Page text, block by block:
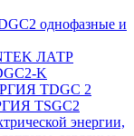
однофазные и
ЛАТР
K
TDGC 2
TSGC2
энергии,